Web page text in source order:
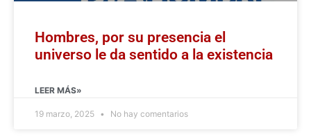
Hombres, por su presencia el
universo le da sentido a la existencia
LEER MÁS»
19 marzo, 2025 No hay comentarios